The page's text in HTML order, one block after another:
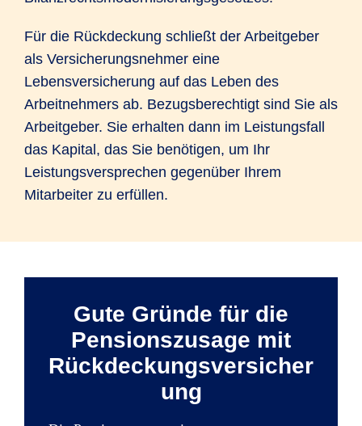
Für die Rückdeckung schließt der Arbeitgeber
als Versicherungsnehmer eine
Lebensversicherung auf das Leben des
Arbeitnehmers ab. Bezugsberechtigt sind Sie als
Arbeitgeber. Sie erhalten dann im Leistungsfall
das Kapital, das Sie benötigen, um Ihr
Leistungsversprechen gegenüber Ihrem
Mitarbeiter zu erfüllen.
Gute Gründe für die
Pensionszusage mit
Rückdeckungsversicher
ung